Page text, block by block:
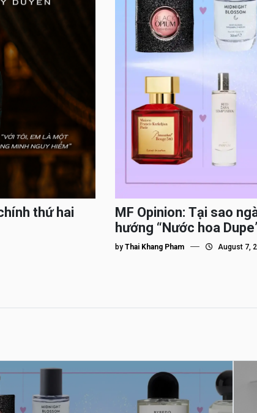
thứ hai
MF Opinion: Tại sao
hướng “Nước hoa
by Thai Khang Pham August 7,